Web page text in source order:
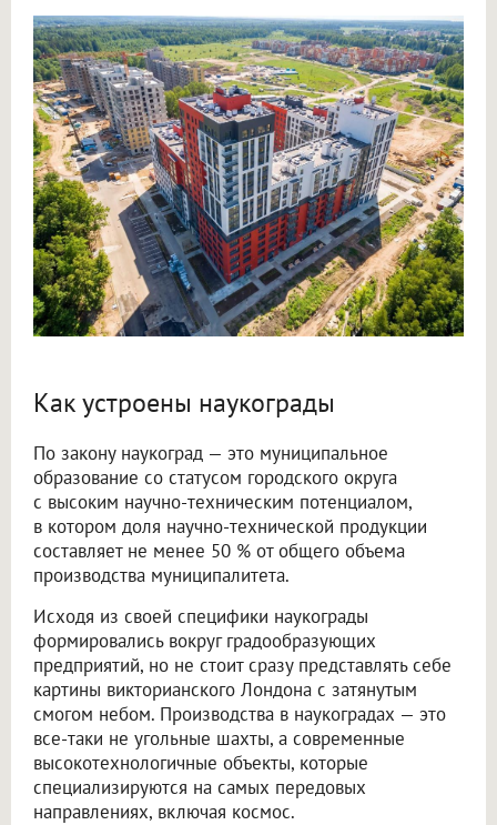
Как устроены наукограды
По закону наукоград — это муниципальное
образование со статусом городского округа
с высоким научно-техническим потенциалом,
в котором доля научно-технической продукции
составляет не менее 50 % от общего объема
производства муниципалитета.
Исходя из своей специфики наукограды
формировались вокруг градообразующих
предприятий, но не стоит сразу представлять себе
картины викторианского Лондона с затянутым
смогом небом. Производства в наукоградах — это
все-таки не угольные шахты, а современные
высокотехнологичные объекты, которые
специализируются на самых передовых
направлениях, включая космос.